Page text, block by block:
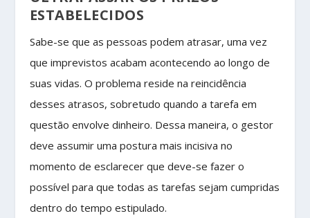
ESTABELECIDOS
Sabe-se que as pessoas podem atrasar, uma vez
que imprevistos acabam acontecendo ao longo de
suas vidas. O problema reside na reincidência
desses atrasos, sobretudo quando a tarefa em
questão envolve dinheiro. Dessa maneira, o gestor
deve assumir uma postura mais incisiva no
momento de esclarecer que deve-se fazer o
possível para que todas as tarefas sejam cumpridas
dentro do tempo estipulado.